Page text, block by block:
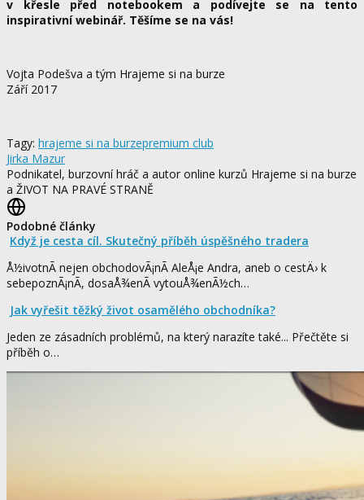
v křesle před notebookem a podívejte se na tento
inspirativní webinář. Těšíme se na vás!
Vojta Podešva a tým Hrajeme si na burze
Září 2017
Tagy: hrajeme si na burzepremium club
Jirka Mazur
Podnikatel, burzovní hráč a autor online kurzů Hrajeme si na burze
a ŽIVOT NA PRAVÉ STRANĚ
Podobné články
Když je cesta cíl. Skutečný příběh úspěšného tradera
Å½ivotnÃ­ nejen obchodovÃ¡nÃ­ AleÅ¡e Andra, aneb o cestÄ› k
sebepoznÃ¡nÃ­, dosaÅ¾enÃ­ vytouÅ¾enÃ½ch…
Jak vyřešit těžký život osamělého obchodníka?
Jeden ze zásadních problémů, na který narazíte také... Přečtěte si
příběh o…